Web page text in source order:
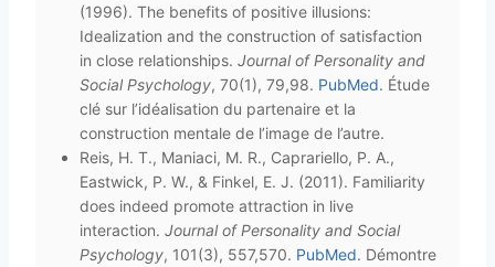
(1996). The benefits of positive illusions:
Idealization and the construction of satisfaction
in close relationships. Journal of Personality and
Social Psychology, 70(1), 79,98. PubMed. Étude
clé sur l’idéalisation du partenaire et la
construction mentale de l’image de l’autre.
Reis, H. T., Maniaci, M. R., Caprariello, P. A.,
Eastwick, P. W., & Finkel, E. J. (2011). Familiarity
does indeed promote attraction in live
interaction. Journal of Personality and Social
Psychology, 101(3), 557,570. PubMed. Démontre